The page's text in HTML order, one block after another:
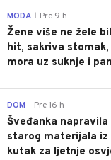
MODA Pre 9 h
Žene više ne žele
hit, sakriva stomak,
mora uz suknje i
DOM Pre 16 h
Šveđanka
starog materijala
kutak za ljetnje